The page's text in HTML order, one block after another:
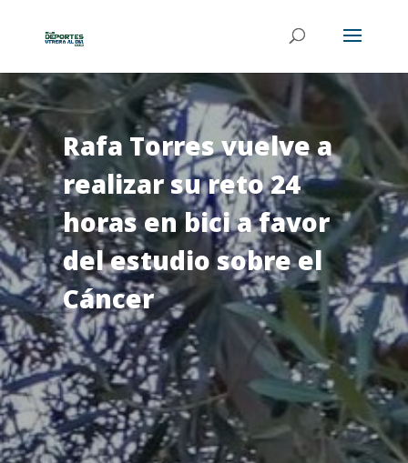
Rafa Torres vuelve a
realizar su reto 24
horas en bici a favor
del estudio sobre el
Cáncer